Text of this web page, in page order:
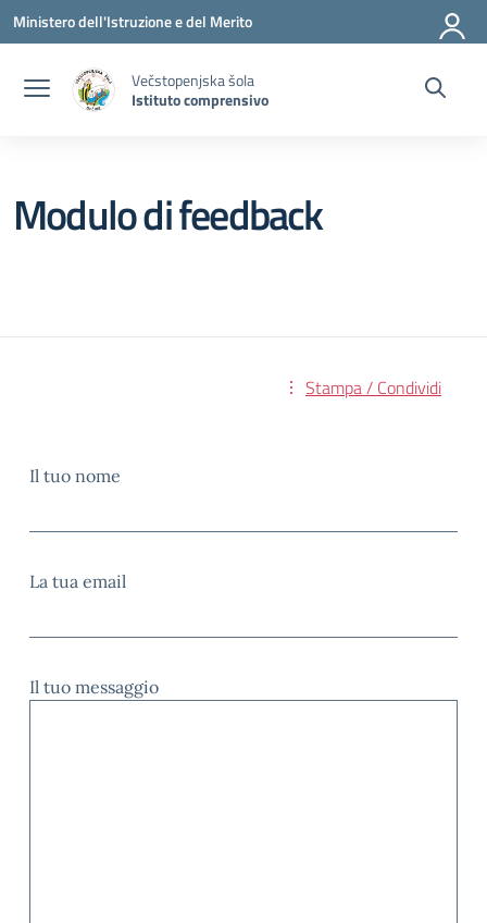
Vai ai contenuti
Vai al menu di navigazione
Vai al footer
Ministero dell'Istruzione e del Merito
Večstopenjska šola
Istituto comprensivo
Modulo di feedback
Stampa / Condividi
Il tuo nome
La tua email
Il tuo messaggio